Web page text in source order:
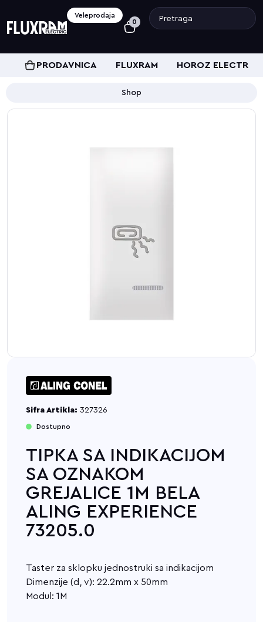
Veleprodaja
0
PRODAVNICA FLUXRAM HOROZ ELECTRIC
Shop
Sifra Artikla: 327326
Dostupno
TIPKA SA INDIKACIJOM
SA OZNAKOM
GREJALICE 1M BELA
ALING EXPERIENCE
73205.0
Taster za sklopku jednostruki sa indikacijom
Dimenzije (d, v): 22.2mm x 50mm
Modul: 1M